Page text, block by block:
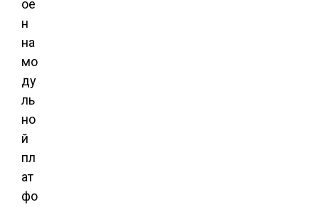
ое
н
на
мо
ду
ль
но
й
пл
ат
фо